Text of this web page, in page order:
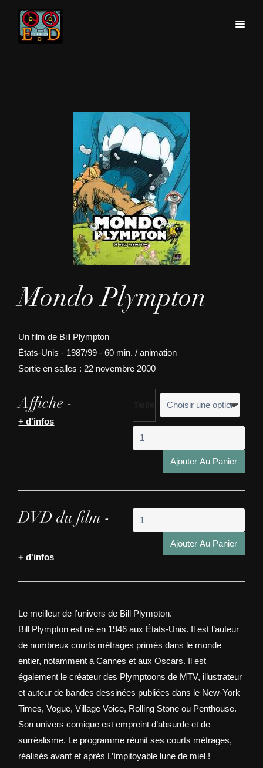
Mondo Plympton
Un film de Bill Plympton
États-Unis - 1987/99 - 60 min. / animation
Sortie en salles : 22 novembre 2000
Affiche -
+ d'infos
Ajouter Au Panier
DVD du film -
+ d'infos
Ajouter Au Panier
Le meilleur de l’univers de Bill Plympton.
Bill Plympton est né en 1946 aux États-Unis. Il est l’auteur
de nombreux courts métrages primés dans le monde
entier, notamment à Cannes et aux Oscars. Il est
également le créateur des Plymptoons de MTV, illustrateur
et auteur de bandes dessinées publiées dans le New-York
Times, Vogue, Village Voice, Rolling Stone ou Penthouse.
Son univers comique est empreint d’absurde et de
surréalisme. Le programme réunit ses courts métrages,
réalisés avant et après L’Impitoyable lune de miel !